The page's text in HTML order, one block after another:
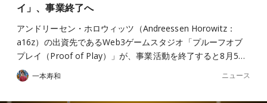
イ」、事業終了へ
アンドリーセン・ホロウィッツ（Andreessen Horowitz：
a16z）の出資先であるWeb3ゲームスタジオ「プルーフオブ
プレイ（Proof of Play）」が、事業活動を終了すると8月5…
一本寿和 ニュース